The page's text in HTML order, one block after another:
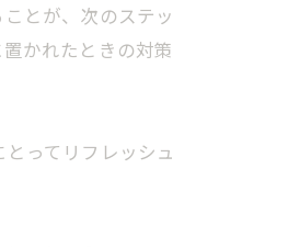
とが、次のステッ
かれたときの対策
ってリフレッシュ